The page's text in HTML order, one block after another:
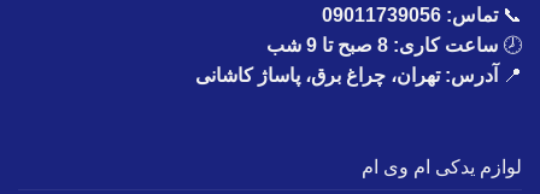
📞تماس: 09011739056
🕗 ساعت کاری: 8 صبح تا 9 شب
📍
آدرس: تهران، چراغ برق، پاساژ کاشانی
لوازم یدکی ام وی ام